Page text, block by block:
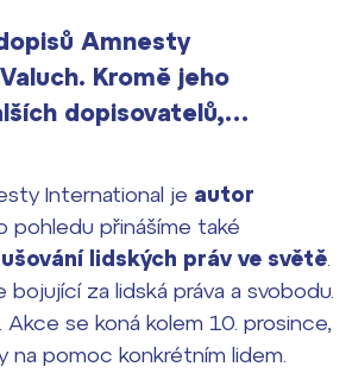
Amnesty
Kromě jeho
dopisovatelů,…
International je autor
pohledu přinášíme také
lidských práv ve světě
za lidská práva a svobodu.
se koná kolem 10. prosince,
na pomoc konkrétním lidem.